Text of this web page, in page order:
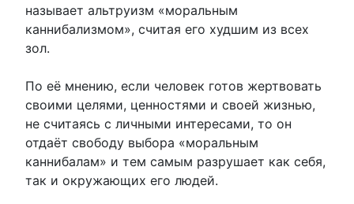
называет альтруизм «моральным
каннибализмом», считая его худшим из всех
зол.
По её мнению, если человек готов жертвовать
своими целями, ценностями и своей жизнью,
не считаясь с личными интересами, то он
отдаёт свободу выбора «моральным
каннибалам» и тем самым разрушает как себя,
так и окружающих его людей.